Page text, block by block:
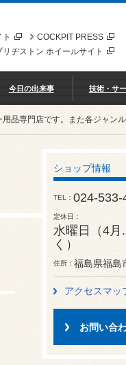
COCKPIT PRESS
リヂストン ホイールサイト
今日の出来事 技術・サ
品専門店です。また各ジャン
ショップ情報
TEL 024-533-
定休日
水曜日（4月
く
住所 福島県福島
アクセスマッ
お問い合